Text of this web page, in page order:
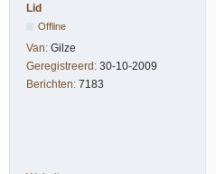
Lid
Offline
Van: Gilze
Geregistreerd: 30-10-2009
Berichten: 7183